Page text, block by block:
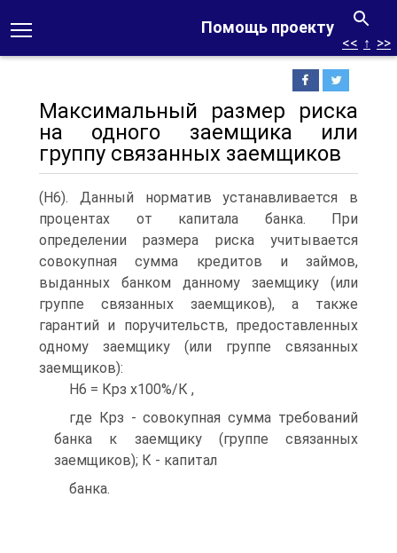
Помощь проекту
<< ↑ >>
Максимальный размер риска
на одного заемщика или
группу связанных заемщиков
(Н6). Данный норматив устанавливается в
процентах от капитала банка. При
определении размера риска учитывается
совокупная сумма кредитов и займов,
выданных банком данному заемщику (или
группе связанных заемщиков), а также
гарантий и поручительств, предоставленных
одному заемщику (или группе связанных
заемщиков):
Н6 = Крз х100%/К ,
где Крз - совокупная сумма требований
банка к заемщику (группе связанных
заемщиков); К - капитал
банка.